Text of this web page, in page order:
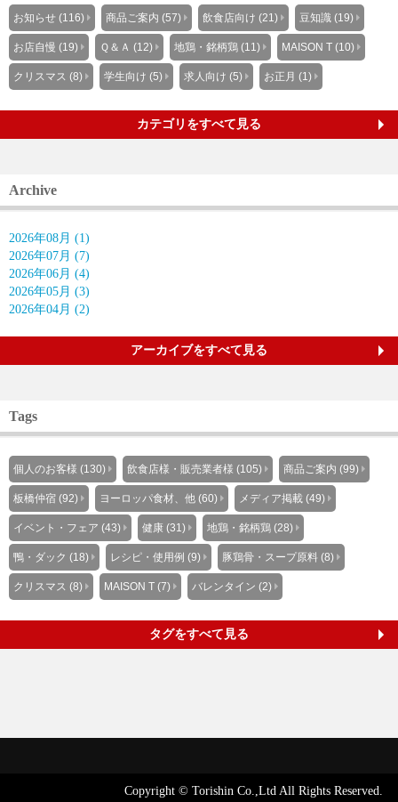
お知らせ (116) 商品ご案内 (57) 飲食店向け (21) 豆知識 (19)
お店自慢 (19) Ｑ＆Ａ (12) 地鶏・銘柄鶏 (11) MAISON T (10)
クリスマス (8) 学生向け (5) 求人向け (5) お正月 (1)
カテゴリをすべて見る
Archive
2026年08月 (1)
2026年07月 (7)
2026年06月 (4)
2026年05月 (3)
2026年04月 (2)
アーカイブをすべて見る
Tags
個人のお客様 (130) 飲食店様・販売業者様 (105) 商品ご案内 (99)
板橋仲宿 (92) ヨーロッパ食材、他 (60) メディア掲載 (49)
イベント・フェア (43) 健康 (31) 地鶏・銘柄鶏 (28)
鴨・ダック (18) レシピ・使用例 (9) 豚鶏骨・スープ原料 (8)
クリスマス (8) MAISON T (7) バレンタイン (2)
タグをすべて見る
Copyright © Torishin Co.,Ltd All Rights Reserved.